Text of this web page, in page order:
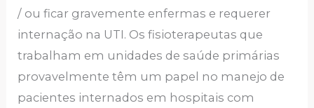
/ ou ficar gravemente enfermas e requerer
internação na UTI. Os fisioterapeutas que
trabalham em unidades de saúde primárias
provavelmente têm um papel no manejo de
pacientes internados em hospitais com